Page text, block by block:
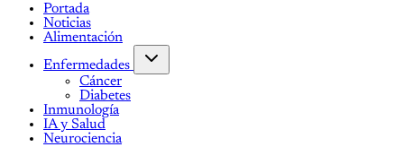
Portada
Noticias
Alimentación
Enfermedades
Cáncer
Diabetes
Inmunología
IA y Salud
Neurociencia